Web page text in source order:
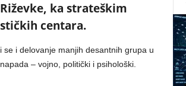
ka strateškim
centara.
i delovanje manjih desantnih grupa u
– vojno, politički i psihološki.